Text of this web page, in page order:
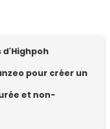
d'Highpoh
pour créer un
et non-